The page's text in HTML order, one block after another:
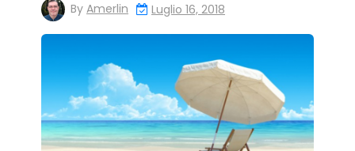
By Amerlin Luglio 16, 2018